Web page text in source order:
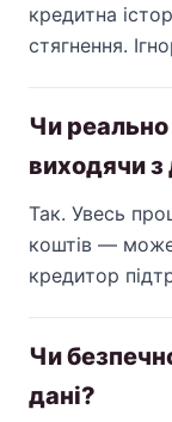
кредитна
стягнення.
Чи
виходячи
Так. Увесь
коштів —
кредитор
Чи
дані?